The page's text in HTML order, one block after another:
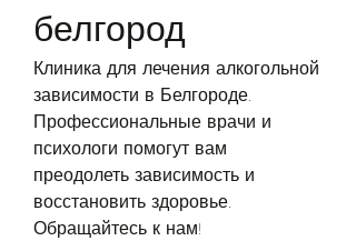
белгород
Клиника для лечения алкогольной
зависимости в Белгороде.
Профессиональные врачи и
психологи помогут вам
преодолеть зависимость и
восстановить здоровье.
Обращайтесь к нам!